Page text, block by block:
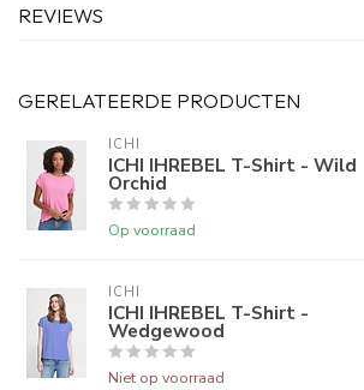
REVIEWS
GERELATEERDE PRODUCTEN
ICHI
ICHI IHREBEL T-Shirt - Wild
Orchid
Op voorraad
ICHI
ICHI IHREBEL T-Shirt -
Wedgewood
Niet op voorraad